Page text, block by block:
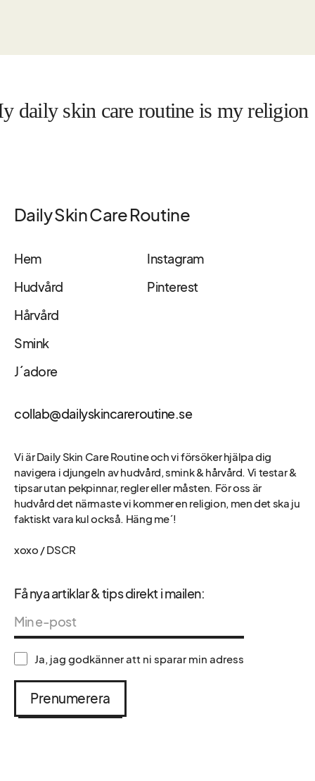
skin care routine is my religion
Daily Skin Care Routine
Hem
Hudvård
Hårvård
Smink
J´adore
Instagram
Pinterest
collab@dailyskincareroutine.se
Vi är Daily Skin Care Routine och vi försöker hjälpa dig
navigera i djungeln av hudvård, smink & hårvård. Vi testar &
tipsar utan pekpinnar, regler eller måsten. För oss är
hudvård det närmaste vi kommer en religion, men det ska ju
faktiskt vara kul också. Häng me´!
xoxo / DSCR
Få nya artiklar & tips direkt i mailen:
Ja, jag godkänner att ni sparar min adress